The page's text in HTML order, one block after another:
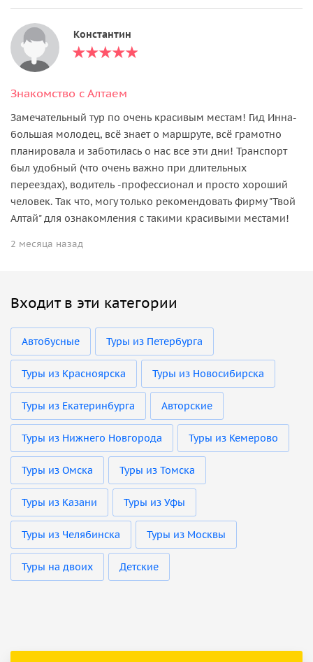
Константин
Знакомство с Алтаем
Замечательный тур по очень красивым местам! Гид Инна-
большая молодец, всё знает о маршруте, всё грамотно
планировала и заботилась о нас все эти дни! Транспорт
был удобный (что очень важно при длительных
переездах), водитель -профессионал и просто хороший
человек. Так что, могу только рекомендовать фирму "Твой
Алтай" для ознакомления с такими красивыми местами!
2 месяца назад
Входит в эти категории
Автобусные Туры из Петербурга
Туры из Красноярска Туры из Новосибирска
Туры из Екатеринбурга Авторские
Туры из Нижнего Новгорода Туры из Кемерово
Туры из Омска Туры из Томска
Туры из Казани Туры из Уфы
Туры из Челябинска Туры из Москвы
Туры на двоих Детские